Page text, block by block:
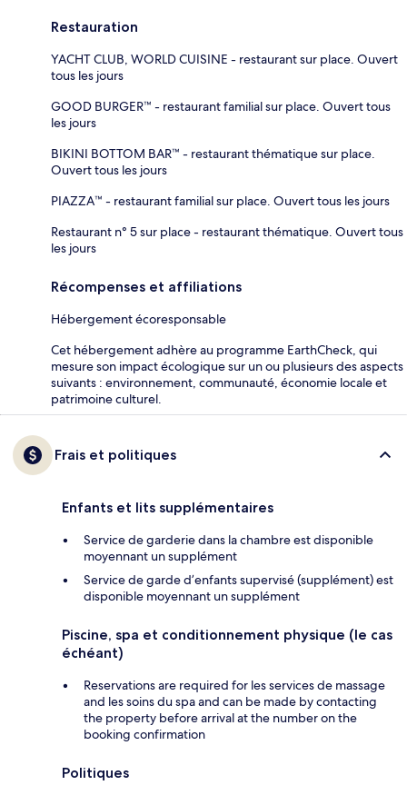
Restauration
YACHT CLUB, WORLD CUISINE - restaurant sur place. Ouvert
tous les jours
GOOD BURGER™ - restaurant familial sur place. Ouvert tous
les jours
BIKINI BOTTOM BAR™ - restaurant thématique sur place.
Ouvert tous les jours
PIAZZA™ - restaurant familial sur place. Ouvert tous les jours
Restaurant n° 5 sur place - restaurant thématique. Ouvert tous
les jours
Récompenses et affiliations
Hébergement écoresponsable
Cet hébergement adhère au programme EarthCheck, qui
mesure son impact écologique sur un ou plusieurs des aspects
suivants : environnement, communauté, économie locale et
patrimoine culturel.
Frais et politiques
Enfants et lits supplémentaires
Service de garderie dans la chambre est disponible
moyennant un supplément
Service de garde d’enfants supervisé (supplément) est
disponible moyennant un supplément
Piscine, spa et conditionnement physique (le cas
échéant)
Reservations are required for les services de massage
and les soins du spa and can be made by contacting
the property before arrival at the number on the
booking confirmation
Politiques